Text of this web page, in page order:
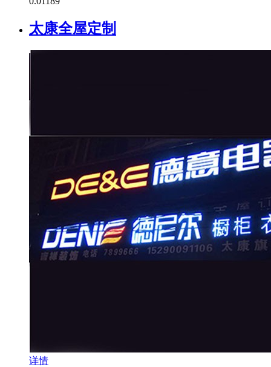
太康全屋定制
详情